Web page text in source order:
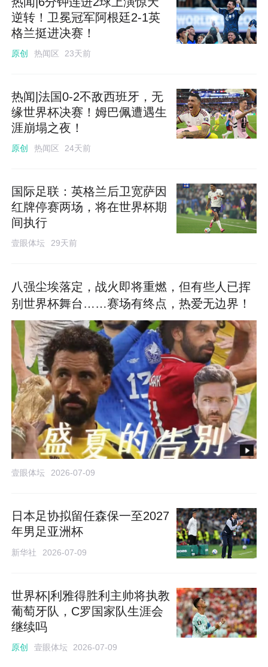
逆转！卫冕冠军阿根廷2-1英
格兰挺进决赛！
原创 热闻区 23天前
热闻|法国0-2不敌西班牙，无
缘世界杯决赛！姆巴佩遭遇生
涯崩塌之夜！
原创 热闻区 24天前
国际足联：英格兰后卫宽萨因
红牌停赛两场，将在世界杯期
间执行
壹眼体坛 29天前
八强尘埃落定，战火即将重燃，但有些人已挥
别世界杯舞台……赛场有终点，热爱无边界！
壹眼体坛 2026-07-09
日本足协拟留任森保一至2027
年男足亚洲杯
新华社 2026-07-09
世界杯|利雅得胜利主帅将执教
葡萄牙队，C罗国家队生涯会
继续吗
原创 壹眼体坛 2026-07-09